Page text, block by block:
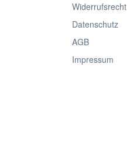
Widerrufsrecht
Datenschutz
AGB
Impressum